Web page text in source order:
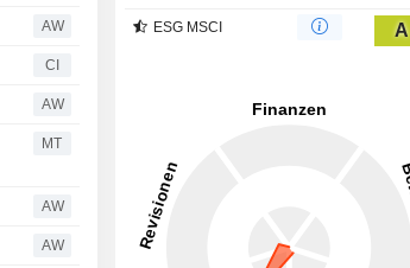
AW
CI
AW
MT
AW
AW
ESG MSCI A